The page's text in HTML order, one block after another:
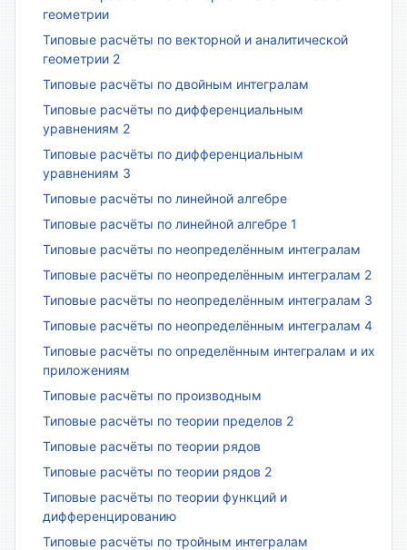
геометрии
Типовые расчёты по векторной и аналитической
геометрии 2
Типовые расчёты по двойным интегралам
Типовые расчёты по дифференциальным
уравнениям 2
Типовые расчёты по дифференциальным
уравнениям 3
Типовые расчёты по линейной алгебре
Типовые расчёты по линейной алгебре 1
Типовые расчёты по неопределённым интегралам
Типовые расчёты по неопределённым интегралам 2
Типовые расчёты по неопределённым интегралам 3
Типовые расчёты по неопределённым интегралам 4
Типовые расчёты по определённым интегралам и их
приложениям
Типовые расчёты по производным
Типовые расчёты по теории пределов 2
Типовые расчёты по теории рядов
Типовые расчёты по теории рядов 2
Типовые расчёты по теории функций и
дифференцированию
Типовые расчёты по тройным интегралам